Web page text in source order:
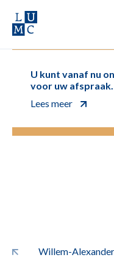
U kunt vanaf nu
voor uw
Lees meer
Willem-